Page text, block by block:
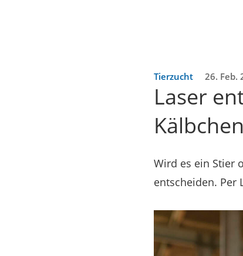
Tierzucht 26. Feb.
Laser
Kälbchen
Wird es ein Stier
entscheiden. Per